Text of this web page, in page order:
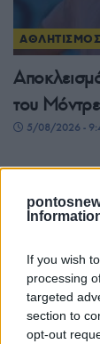
If you wish
processing
targeted
section to
opt-out
ΑΘΛΗΤΙΣΜΟΣ
του
5/08/2026 -